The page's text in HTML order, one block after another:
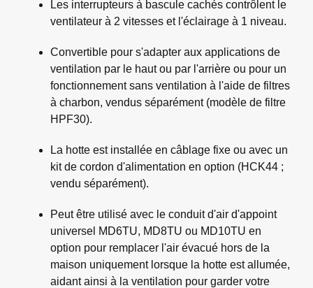
Les interrupteurs à bascule cachés contrôlent le
ventilateur à 2 vitesses et l'éclairage à 1 niveau.
Convertible pour s'adapter aux applications de
ventilation par le haut ou par l'arrière ou pour un
fonctionnement sans ventilation à l'aide de filtres
à charbon, vendus séparément (modèle de filtre
HPF30).
La hotte est installée en câblage fixe ou avec un
kit de cordon d'alimentation en option (HCK44 ;
vendu séparément).
Peut être utilisé avec le conduit d'air d'appoint
universel MD6TU, MD8TU ou MD10TU en
option pour remplacer l'air évacué hors de la
maison uniquement lorsque la hotte est allumée,
aidant ainsi à la ventilation pour garder votre